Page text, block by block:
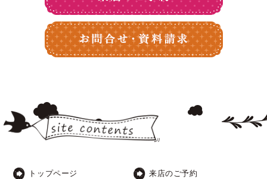
トップページ 来店のご予約